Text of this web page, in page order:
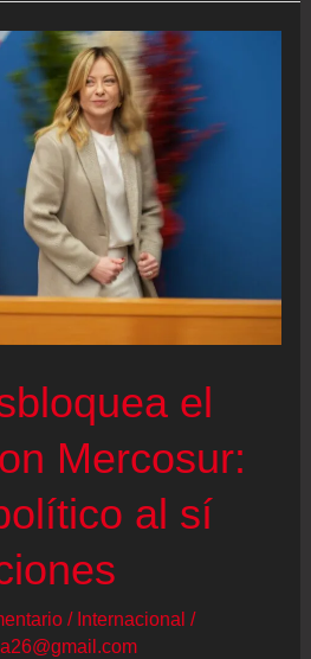
el
Mercosur:
al sí
/ Internacional /